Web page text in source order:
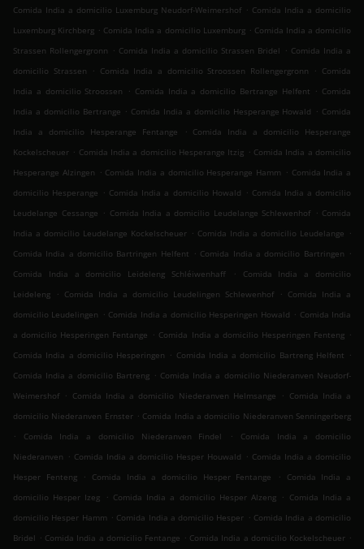
Comida India a domicilio Luxemburg Neudorf-Weimershof . Comida India a domicilio
Luxemburg Kirchberg . Comida India a domicilio Luxemburg . Comida India a domicilio
Strassen Rollengergronn . Comida India a domicilio Strassen Bridel . Comida India a
domicilio Strassen
. Comida India a domicilio Stroossen Rollengergronn . Comida
India a domicilio Stroossen
. Comida India a domicilio Bertrange Helfent . Comida
India a domicilio Bertrange . Comida India a domicilio Hesperange Howald . Comida
India a domicilio Hesperange Fentange
. Comida India a domicilio Hesperange
Kockelscheuer . Comida India a domicilio Hesperange Itzig . Comida India a domicilio
Hesperange Alzingen . Comida India a domicilio Hesperange Hamm . Comida India a
domicilio Hesperange . Comida India a domicilio Howald . Comida India a domicilio
Leudelange Cessange . Comida India a domicilio Leudelange Schlewenhof . Comida
India a domicilio Leudelange Kockelscheuer . Comida India a domicilio Leudelange .
Comida India a domicilio Bartringen Helfent . Comida India a domicilio Bartringen .
Comida India a domicilio Leideleng Schléiwenhaff
.
Comida India a domicilio
Leideleng
. Comida India a domicilio Leudelingen Schlewenhof . Comida India a
domicilio Leudelingen . Comida India a domicilio Hesperingen Howald . Comida India
a domicilio Hesperingen Fentange . Comida India a domicilio Hesperingen Fenteng .
Comida India a domicilio Hesperingen . Comida India a domicilio Bartreng Helfent .
Comida India a domicilio Bartreng . Comida India a domicilio Niederanven Neudorf-
Weimershof . Comida India a domicilio Niederanven Helmsange . Comida India a
domicilio Niederanven Ernster . Comida India a domicilio Niederanven Senningerberg
.
Comida India a domicilio Niederanven Findel .
Comida India a domicilio
Niederanven . Comida India a domicilio Hesper Houwald . Comida India a domicilio
Hesper Fenteng
. Comida India a domicilio Hesper Fentange .
Comida India a
domicilio Hesper Izeg
. Comida India a domicilio Hesper Alzeng . Comida India a
domicilio Hesper Hamm . Comida India a domicilio Hesper . Comida India a domicilio
Bridel . Comida India a domicilio Fentange . Comida India a domicilio Kockelscheuer .